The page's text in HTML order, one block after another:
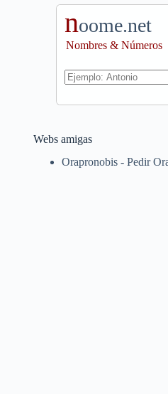
noome.net
Nombres & Números
Webs amigas
Orapronobis - Pedir